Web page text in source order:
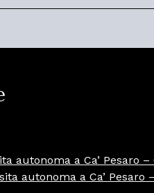
autonoma a Ca’ Pesaro
autonoma a Ca’